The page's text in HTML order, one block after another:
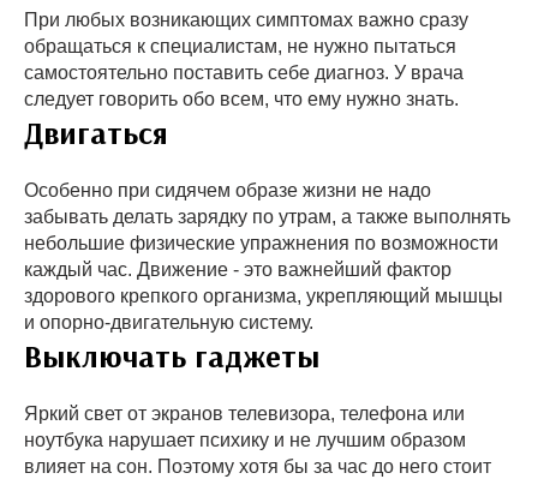
При любых возникающих симптомах важно сразу
обращаться к специалистам, не нужно пытаться
самостоятельно поставить себе диагноз. У врача
следует говорить обо всем, что ему нужно знать.
Двигаться
Особенно при сидячем образе жизни не надо
забывать делать зарядку по утрам, а также выполнять
небольшие физические упражнения по возможности
каждый час. Движение - это важнейший фактор
здорового крепкого организма, укрепляющий мышцы
и опорно-двигательную систему.
Выключать гаджеты
Яркий свет от экранов телевизора, телефона или
ноутбука нарушает психику и не лучшим образом
влияет на сон. Поэтому хотя бы за час до него стоит